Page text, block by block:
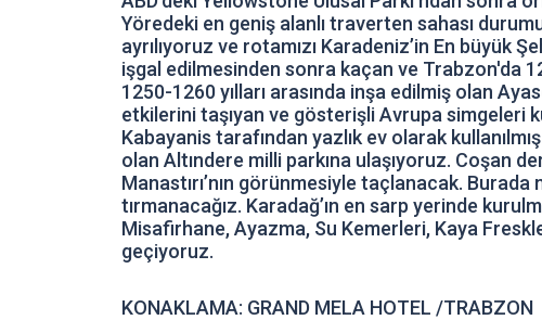
Yöredeki en geniş alanlı traverten sahası
ayrılıyoruz ve rotamızı Karadeniz’in En
işgal edilmesinden sonra kaçan ve Trabzon'da
1250-1260 yılları arasında inşa edilmiş olan
etkilerini taşıyan ve gösterişli Avrupa simgeleri
Kabayanis tarafından yazlık ev olarak
olan Altındere milli parkına ulaşıyoruz. Coşan
Manastırı’nın görünmesiyle taçlanacak.
tırmanacağız. Karadağ’ın en sarp yerinde
Misafirhane, Ayazma, Su Kemerleri, Kaya
geçiyoruz.
KONAKLAMA: GRAND MELA HOTEL /TRABZON